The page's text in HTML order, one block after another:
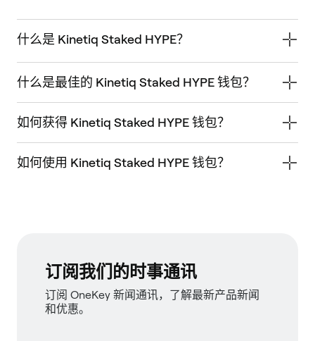
什么是 Kinetiq Staked HYPE？
什么是最佳的 Kinetiq Staked HYPE 钱包？
如何获得 Kinetiq Staked HYPE 钱包？
如何使用 Kinetiq Staked HYPE 钱包？
订阅我们的时事通讯
订阅 OneKey 新闻通讯，了解最新产品新闻
和优惠。